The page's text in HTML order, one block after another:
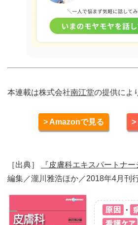
本連載は株式会社南江堂の提供によ
> Amazonで見る >
［出典］
『皮膚科エキスパートナー
編集／瀧川雅浩ほか／2018年4月刊